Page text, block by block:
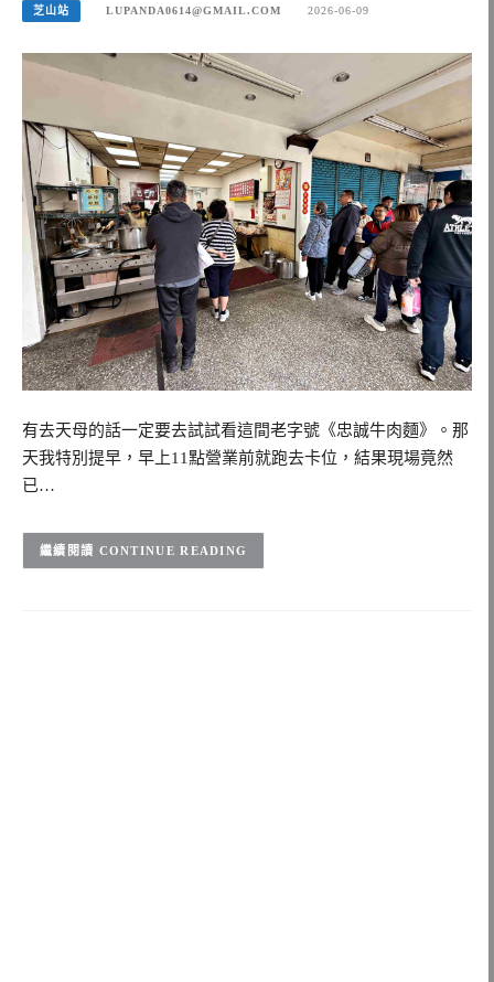
芝山站 LUPANDA0614@GMAIL.COM 2026-06-09
有去天母的話一定要去試試看這間老字號《忠誠牛肉麵》。那
天我特別提早，早上11點營業前就跑去卡位，結果現場竟然
已…
CONTINUE READING